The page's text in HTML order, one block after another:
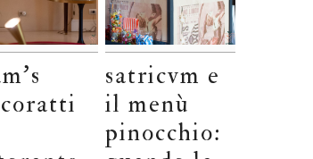
satricvm e
il menù
pinocchio: